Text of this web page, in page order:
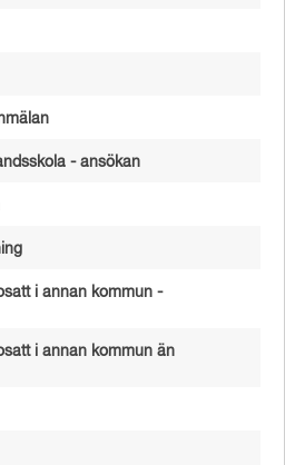
- ansökan
i annan kommun -
i annan kommun än